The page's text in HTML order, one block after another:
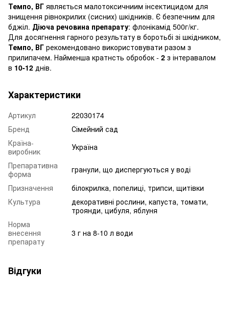
Темпо, ВГ являється малотоксичниим інсектицидом для
знищення рівнокрилих (сисних) шкідників. Є безпечним для
бджіл. Діюча речовина препарату: флонікамід 500г/кг.
Для досягнення гарного результату в боротьбі зі шкідником,
Темпо, ВГ рекомендовано використовувати разом з
прилипачем. Найменша кратнсть обробок - 2 з інтеравалом
в 10-12 днів.
Характеристики
Артикул
22030174
Бренд
Сімейний сад
Країна-
виробник
Україна
Препаративна
форма
гранули, що диспергуються у воді
Призначення
білокрилка, попелиці, трипси, щитівки
Культура
декоративні рослини, капуста, томати,
троянди, цибуля, яблуня
Норма
внесення
препарату
3 г на 8-10 л води
Відгуки